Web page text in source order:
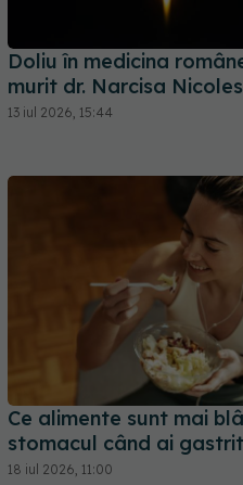
Doliu în medicina
murit dr. Narcisa
13 iul 2026, 15:44
Ce alimente sunt mai
stomacul când ai
18 iul 2026, 11:00